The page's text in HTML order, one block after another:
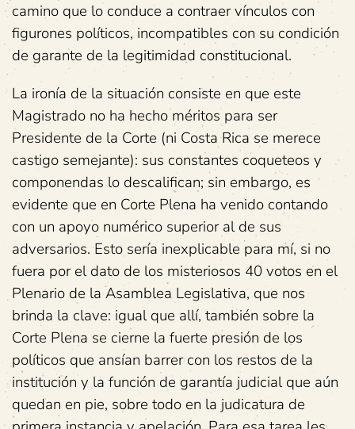
camino que lo conduce a contraer vínculos con
figurones políticos, incompatibles con su condición
de garante de la legitimidad constitucional.
La ironía de la situación consiste en que este
Magistrado no ha hecho méritos para ser
Presidente de la Corte (ni Costa Rica se merece
castigo semejante): sus constantes coqueteos y
componendas lo descalifican; sin embargo, es
evidente que en Corte Plena ha venido contando
con un apoyo numérico superior al de sus
adversarios. Esto sería inexplicable para mí, si no
fuera por el dato de los misteriosos 40 votos en el
Plenario de la Asamblea Legislativa, que nos
brinda la clave: igual que allí, también sobre la
Corte Plena se cierne la fuerte presión de los
políticos que ansían barrer con los restos de la
institución y la función de garantía judicial que aún
quedan en pie, sobre todo en la judicatura de